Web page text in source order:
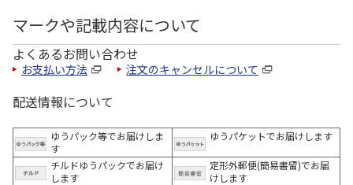
マークや記載内容について
よくあるお問い合わせ
お支払い方法 注文のキャンセルについて
配送情報について
ゆうパック等でお届けしま
す
ゆうパケットでお届けします
チルドゆうパックでお届け
します
定形外郵便(簡易書留)でお届
けします